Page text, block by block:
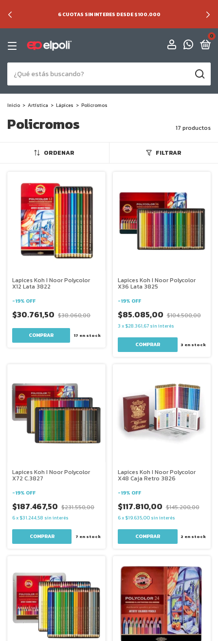
6 CUOTAS SIN INTERES DESDE $100.000
0
Inicio > Artística > Lápices > Policromos
Policromos 17 productos
ORDENAR FILTRAR
Lapices Koh I Noor Polycolor
X12 Lata 3822
-19% OFF
$30.761,50 $38.060,00
17 en stock
Lapices Koh I Noor Polycolor
X36 Lata 3825
-19% OFF
$85.085,00 $104.500,00
3 x $28.361,67 sin interés
3 en stock
Lapices Koh I Noor Polycolor
X72 C.3827
-19% OFF
$187.467,50 $231.550,00
6x $31.244,58 sin interés
7 en stock
Lapices Koh I Noor Polycolor
X48 Caja Retro 3826
-19% OFF
$117.810,00 $145.200,00
6x $19.635,00 sin interés
2 en stock